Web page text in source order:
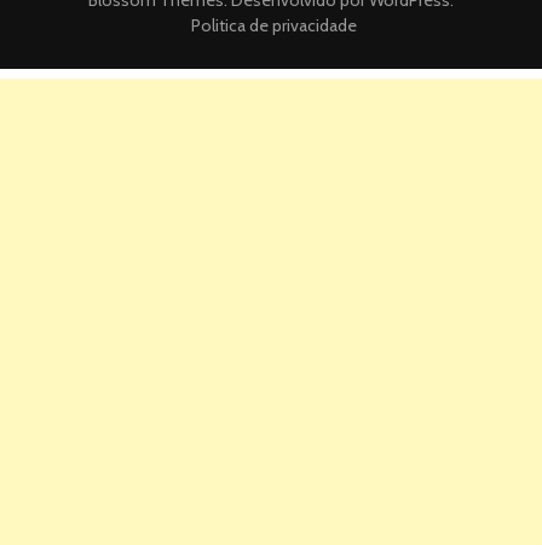
Politica de privacidade